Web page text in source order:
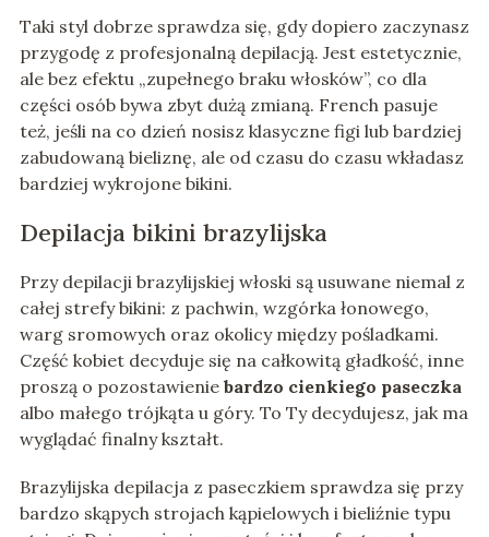
Taki styl dobrze sprawdza się, gdy dopiero zaczynasz
przygodę z profesjonalną depilacją. Jest estetycznie,
ale bez efektu „zupełnego braku włosków”, co dla
części osób bywa zbyt dużą zmianą. French pasuje
też, jeśli na co dzień nosisz klasyczne figi lub bardziej
zabudowaną bieliznę, ale od czasu do czasu wkładasz
bardziej wykrojone bikini.
Depilacja bikini brazylijska
Przy depilacji brazylijskiej włoski są usuwane niemal z
całej strefy bikini: z pachwin, wzgórka łonowego,
warg sromowych oraz okolicy między pośladkami.
Część kobiet decyduje się na całkowitą gładkość, inne
proszą o pozostawienie bardzo cienkiego paseczka
albo małego trójkąta u góry. To Ty decydujesz, jak ma
wyglądać finalny kształt.
Brazylijska depilacja z paseczkiem sprawdza się przy
bardzo skąpych strojach kąpielowych i bieliźnie typu